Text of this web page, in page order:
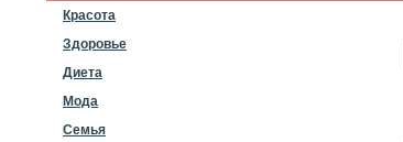
Красота
Здоровье
Диета
Мода
Семья